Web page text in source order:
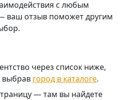
с любым
ваш отзыв поможет другим
через список ниже,
выбрав город в каталоге.
— там вы найдете